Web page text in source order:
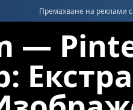
Премахване на реклами с
—